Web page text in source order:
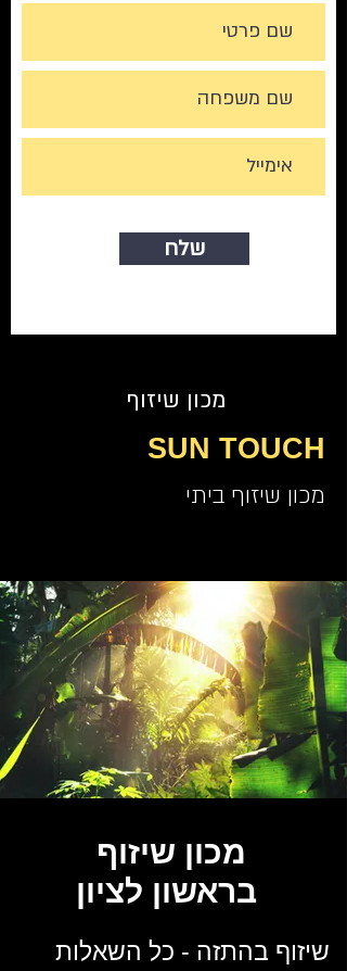
שלח
מכון שיזוף
SUN TOUCH
מכון שיזוף ביתי
בראשון לציון
שיזוף בהתזה - כל השאלות